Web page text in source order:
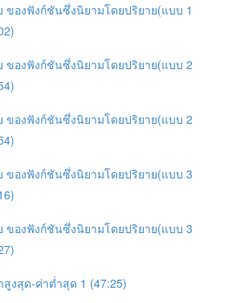
ของฟังก์ชันซึ่งนิยามโดยปริยาย(แบบ 1
ของฟังก์ชันซึ่งนิยามโดยปริยาย(แบบ 2
ของฟังก์ชันซึ่งนิยามโดยปริยาย(แบบ 2
ของฟังก์ชันซึ่งนิยามโดยปริยาย(แบบ 3
ของฟังก์ชันซึ่งนิยามโดยปริยาย(แบบ 3
งสุด-ค่าต่ำสุด 1 (47:25)